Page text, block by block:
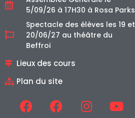
5/09/26 à 17H30 à Rosa Parks
Spectacle des élèves les 19 et
20/06/27 au théâtre du
Beffroi
Lieux des cours
Plan du site